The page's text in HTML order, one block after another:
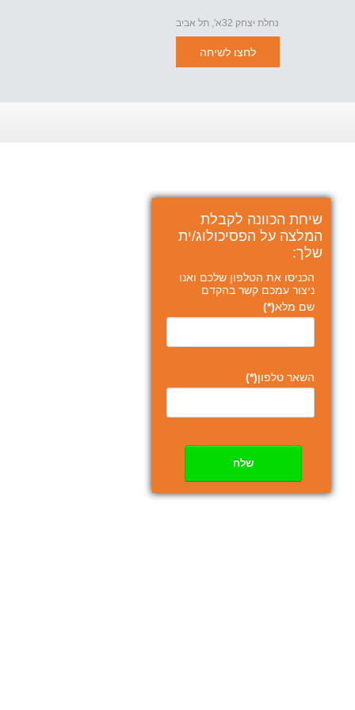
נחלת יצחק 32א', תל אביב
לחצו לשיחה
שיחת הכוונה לקבלת
המלצה על הפסיכולוג/ית
שלך:
הכניסו את הטלפון שלכם ואנו
ניצור עמכם קשר בהקדם
שם מלא(*)
השאר טלפון(*)
שלח